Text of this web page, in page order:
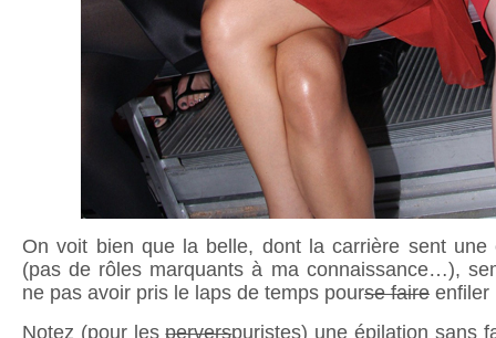
On voit bien que la belle, dont la carrière sent une
(pas de rôles marquants à ma connaissance…),
ne pas avoir pris le laps de temps pourse faire enfiler
Notez (pour lesperverspuristes) une épilation sans